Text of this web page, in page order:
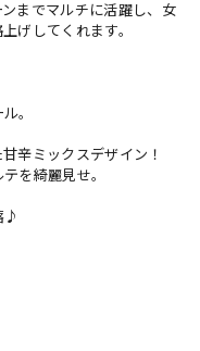
までマルチに活躍し、女
げしてくれます。
。
辛ミックスデザイン！
を綺麗見せ。
♪